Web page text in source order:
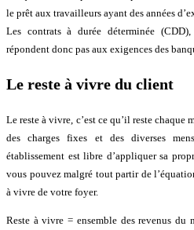
le prêt aux travailleurs ayant des années
Les contrats à durée déterminée
répondent donc pas aux exigences des
Le reste à vivre du client
Le reste à vivre, c’est ce qu’il reste chaque
des charges fixes et des diverses
établissement est libre d’appliquer sa
vous pouvez malgré tout partir de
à vivre de votre foyer.
Reste à vivre = ensemble des revenus du